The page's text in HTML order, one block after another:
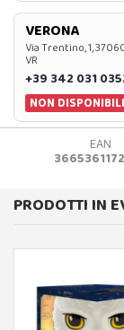
VERONA
Via Trentino, 1,
VR
+39 342 031
NON
EAN
PRODOTTI IN